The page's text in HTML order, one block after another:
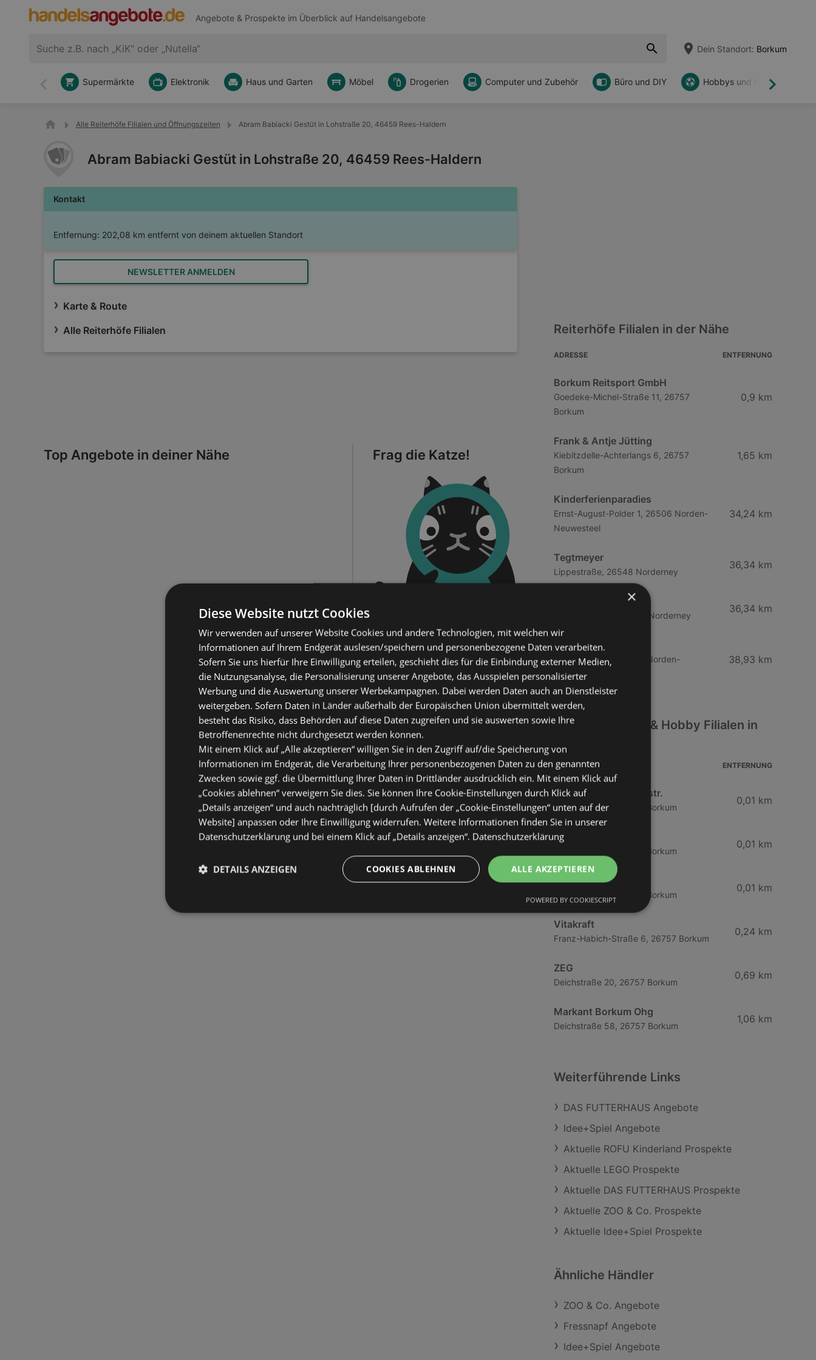
Angebote & Prospekte im Überblick auf Handelsangebote
Dein Standort: Borkum
Zurück Weiter
Supermärkte Elektronik Haus und Garten Möbel Drogerien Computer und Zubehör Büro und DIY Hobbys und Freizeit
Alle Reiterhöfe Filialen und Öffnungszeiten Abram Babiacki Gestüt in Lohstraße 20, 46459 Rees-Haldern
Abram Babiacki Gestüt in Lohstraße 20, 46459 Rees-Haldern
Kontakt
Entfernung: 202,08 km entfernt von deinem aktuellen Standort
NEWSLETTER ANMELDEN
Karte & Route
Alle Reiterhöfe Filialen
Top Angebote in deiner Nähe Frag die Katze!
Reiterhöfe Filialen in der Nähe
ADRESSE ENTFERNUNG
Borkum Reitsport GmbH
Goedeke-Michel-Straße 11, 26757
Borkum
0,9 km
Frank & Antje Jütting
Kiebitzdelle-Achterlangs 6, 26757
Borkum
1,65 km
Kinderferienparadies
Ernst-August-Polder 1, 26506 Norden-
Neuwesteel
34,24 km
Tegtmeyer
Lippestraße, 26548 Norderney
36,34 km
Arno Junkmann
Lippestraße 23, 26548 Norderney
36,34 km
G. & U. van Rahden
Landstraße 39, 26506 Norden-
Ostermarsch
38,93 km
Weitere Freizeit & Hobby Filialen in
ADRESSE ENTFERNUNG
Frischemarkt Strandstr.
Strandstraße 5, 26757 Borkum
0,01 km
Tchibo
Strandstraße 5, 26757 Borkum
0,01 km
Vitakraft
Strandstraße 5, 26757 Borkum
0,01 km
Vitakraft
Franz-Habich-Straße 6, 26757 Borkum
0,24 km
ZEG
Deichstraße 20, 26757 Borkum
0,69 km
Markant Borkum Ohg
Deichstraße 58, 26757 Borkum
1,06 km
Weiterführende Links
DAS FUTTERHAUS Angebote
Idee+Spiel Angebote
Aktuelle ROFU Kinderland Prospekte
Aktuelle LEGO Prospekte
Aktuelle DAS FUTTERHAUS Prospekte
Aktuelle ZOO & Co. Prospekte
Aktuelle Idee+Spiel Prospekte
Ähnliche Händler
ZOO & Co. Angebote
Fressnapf Angebote
Idee+Spiel Angebote
×
Diese Website nutzt Cookies
Wir verwenden auf unserer Website Cookies und andere Technologien, mit welchen wir
Informationen auf Ihrem Endgerät auslesen/speichern und personenbezogene Daten verarbeiten.
Sofern Sie uns hierfür Ihre Einwilligung erteilen, geschieht dies für die Einbindung externer Medien,
die Nutzungsanalyse, die Personalisierung unserer Angebote, das Ausspielen personalisierter
Werbung und die Auswertung unserer Werbekampagnen. Dabei werden Daten auch an Dienstleister
weitergeben. Sofern Daten in Länder außerhalb der Europäischen Union übermittelt werden,
besteht das Risiko, dass Behörden auf diese Daten zugreifen und sie auswerten sowie Ihre
Betroffenenrechte nicht durchgesetzt werden können.
Mit einem Klick auf „Alle akzeptieren“ willigen Sie in den Zugriff auf/die Speicherung von
Informationen im Endgerät, die Verarbeitung Ihrer personenbezogenen Daten zu den genannten
Zwecken sowie ggf. die Übermittlung Ihrer Daten in Drittländer ausdrücklich ein. Mit einem Klick auf
„Cookies ablehnen“ verweigern Sie dies. Sie können Ihre Cookie-Einstellungen durch Klick auf
„Details anzeigen“ und auch nachträglich [durch Aufrufen der „Cookie-Einstellungen“ unten auf der
Website] anpassen oder Ihre Einwilligung widerrufen. Weitere Informationen finden Sie in unserer
Datenschutzerklärung und bei einem Klick auf „Details anzeigen“. Datenschutzerklärung
ALLE AKZEPTIEREN
COOKIES ABLEHNEN
DETAILS ANZEIGEN
POWERED BY COOKIESCRIPT